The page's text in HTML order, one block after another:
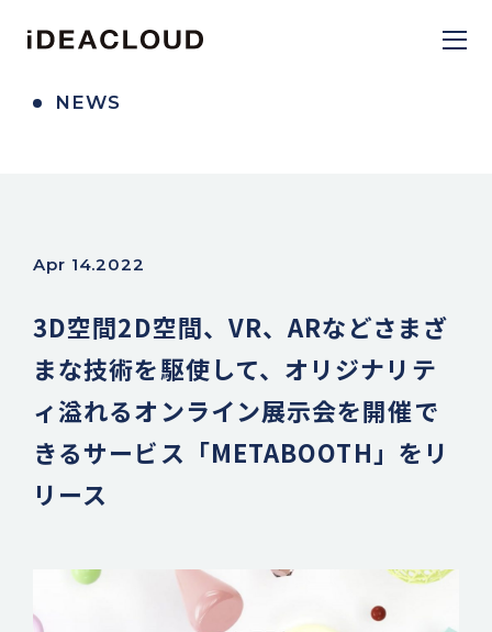
NEWS
Apr 14.2022
3D空間2D空間、VR、ARなどさまざ
まな技術を駆使して、オリジナリテ
ィ溢れるオンライン展示会を開催で
きるサービス「METABOOTH」をリ
リース